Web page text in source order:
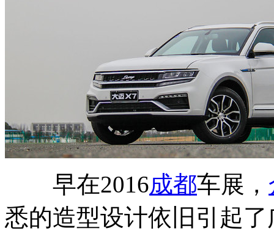
早在2016成都车展，
悉的造型设计依旧引起